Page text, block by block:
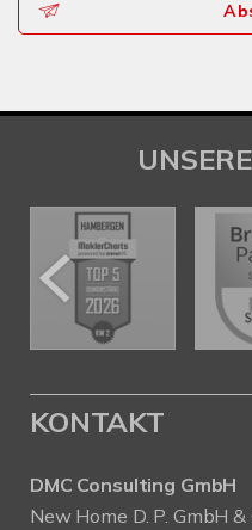
KONTAKT
DMC Consulting GmbH
New Home D. P. GmbH &